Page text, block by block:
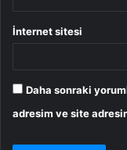
İnternet sitesi
Daha sonraki
adresim ve site